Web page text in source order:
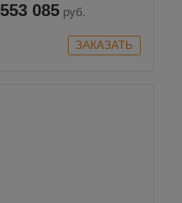
553 085 руб.